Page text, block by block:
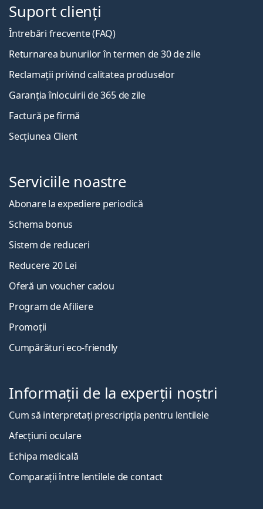
Suport clienți
Întrebări frecvente (FAQ)
Returnarea bunurilor în termen de 30 de zile
Reclamații privind calitatea produselor
Garanția înlocuirii de 365 de zile
Factură pe firmă
Secțiunea Client
Serviciile noastre
Abonare la expediere periodică
Schema bonus
Sistem de reduceri
Reducere 20 Lei
Oferă un voucher cadou
Program de Afiliere
Promoții
Cumpărături eco-friendly
Informații de la experții noștri
Cum să interpretați prescripția pentru lentilele
Afecțiuni oculare
Echipa medicală
Comparații între lentilele de contact